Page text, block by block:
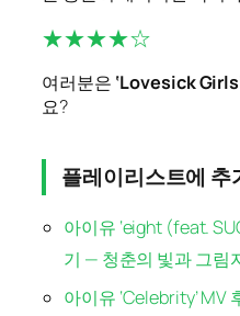
★★★★☆
여러분은 ‘Lovesick
요?
플레이리스트에 추
아이유 ‘eight (feat.
기 — 청춘의 빛과 그림
아이유 ‘Celebrity’ MV